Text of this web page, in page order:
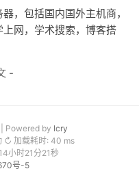
，包括国内国外主机商，
网，学术搜索，博客搭
-
Powered by lcry
↻ 加载耗时: 40 ms
小时21分21秒
号-5